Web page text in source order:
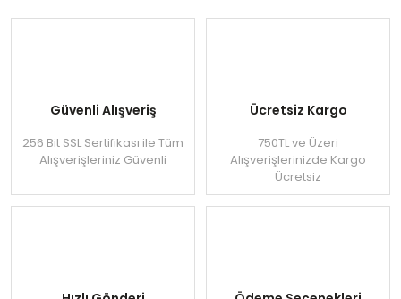
Güvenli Alışveriş
256 Bit SSL Sertifikası ile Tüm
Alışverişleriniz Güvenli
Ücretsiz Kargo
750TL ve Üzeri
Alışverişlerinizde Kargo
Ücretsiz